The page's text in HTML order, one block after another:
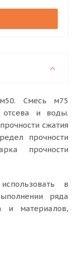
Смесь м75
отсева и воды.
сжатия
прочности
прочности
в
ряда
и материалов,